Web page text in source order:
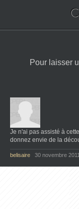
Pour laisser
Je n'ai pas assisté à
donnez envie de la
belisaire 30 novembre